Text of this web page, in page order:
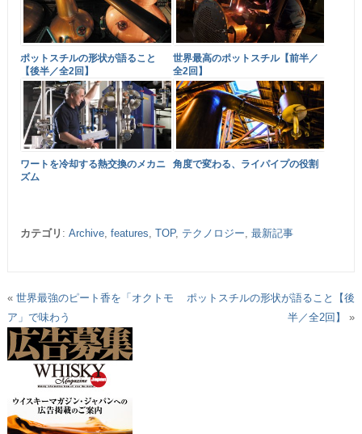
ポットスチルの形状が語ること
【後半／全2回】
世界最高のポットスチル【前半／
全2回】
ワートを冷却する熱交換のメカニ
ズム
角度で変わる、ライパイプの役割
カテゴリ : Archive, features TOP, テクノロジー 最新記事
« 世界最強のピート香を「オクトモ
ア」で味わう
ポットスチルの形状が語ること【後
半／全2回】
»